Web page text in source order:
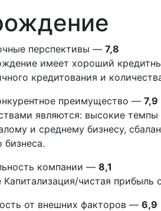
перспективы — 7,8
имеет хороший
кредитования и
преимущество — 7,9
являются: высокие темпы
и среднему бизнесу,
бизнеса.
компании — 8,1
чистая прибыль
от внешних факторов — 6,9